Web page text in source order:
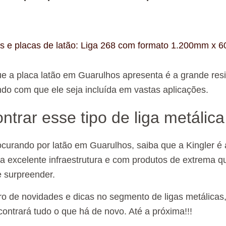
e placas de latão: Liga 268 com formato 1.200mm x
a placa latão em Guarulhos apresenta é a grande
com que ele seja incluída em vastas aplicações.
esse tipo de liga metálica
por latão em Guarulhos, saiba que a Kingler é
excelente infraestrutura e com produtos de extrema
surpreender.
de novidades e dicas no segmento de ligas
tudo o que há de novo. Até a próxima!!!